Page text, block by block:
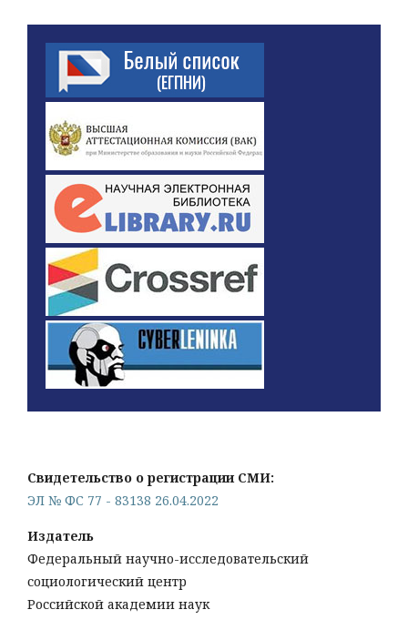
Свидетельство о регистрации СМИ:
ЭЛ № ФС 77 - 83138 26.04.2022
Издатель
Федеральный научно-исследовательский
социологический центр
Российской академии наук